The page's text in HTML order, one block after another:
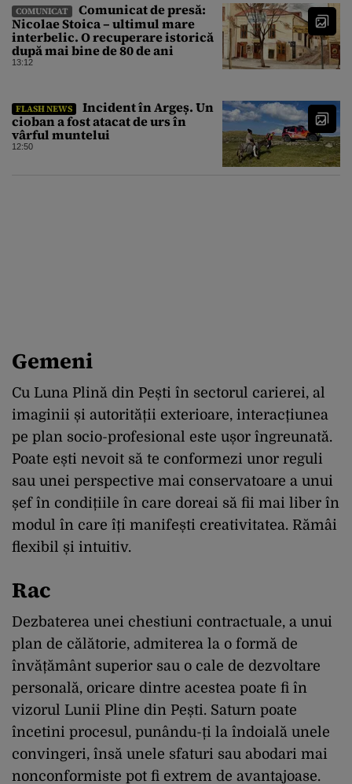
COMUNICAT
Comunicat de presă:
Nicolae Stoica – ultimul mare
interbelic. O recuperare istorică
după mai bine de 80 de ani
13:12
FLASH NEWS
Incident în Argeș. Un
cioban a fost atacat de urs în
vârful muntelui
12:50
Gemeni
Cu Luna Plină din Pești în sectorul carierei, al
imaginii și autorității exterioare, interacțiunea
pe plan socio-profesional este ușor îngreunată.
Poate ești nevoit să te conformezi unor reguli
sau unei perspective mai conservatoare a unui
șef în condițiile în care doreai să fii mai liber în
modul în care îți manifești creativitatea. Rămâi
flexibil și intuitiv.
Rac
Dezbaterea unei chestiuni contractuale, a unui
plan de călătorie, admiterea la o formă de
învățământ superior sau o cale de dezvoltare
personală, oricare dintre acestea poate fi în
vizorul Lunii Pline din Pești. Saturn poate
încetini procesul, punându-ți la îndoială unele
convingeri, însă unele sfaturi sau abodari mai
nonconformiste pot fi extrem de avantajoase.